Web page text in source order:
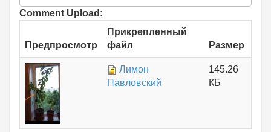
Comment Upload:
Предпросмотр
Прикрепленный
файл
Размер
Лимон
Павловский
145.26
КБ